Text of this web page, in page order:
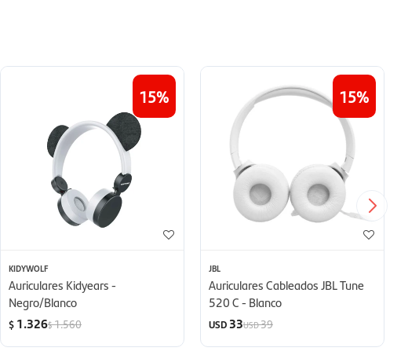
15
KIDYWOLF
Auriculares Kidyears -
Negro/Blanco
$ 1.326$1.560
15
JBL
Auriculares Cableados JBL Tune
520 C - Blanco
USD 33USD39